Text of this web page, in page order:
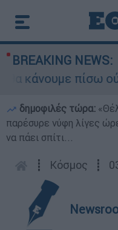
BREAKING NEWS:
κάνουμε πίσω
δημοφιλές τώρα:
παρέσυρε νύφη λίγες
να πάει σπίτι...
┋ Κόσμος ┋